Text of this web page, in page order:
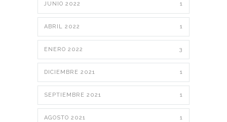
JUNIO 2022 1
ABRIL 2022 1
ENERO 2022 3
DICIEMBRE 2021 1
SEPTIEMBRE 2021 1
AGOSTO 2021 1